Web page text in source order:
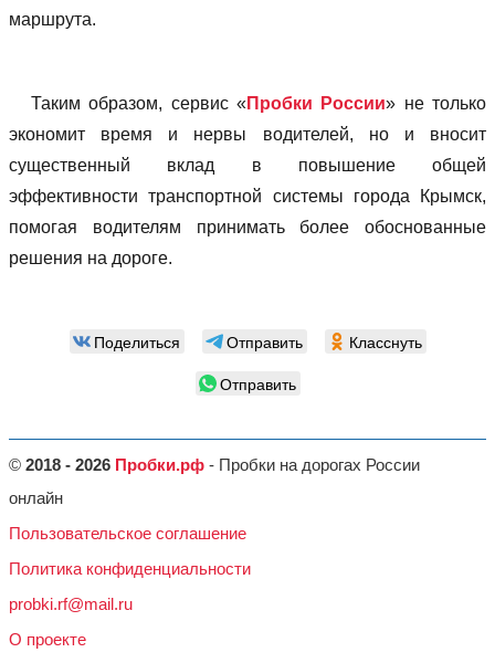
маршрута.
Таким образом, сервис « Пробки России» не только
экономит время и нервы водителей, но и вносит
существенный вклад в повышение общей
эффективности транспортной системы города Крымск,
помогая водителям принимать более обоснованные
решения на дороге.
Поделиться Отправить
Класснуть
Отправить
© 2018 - 2026 Пробки.рф - Пробки на дорогах России
онлайн
Пользовательское соглашение
Политика конфиденциальности
probki.rf@mail.ru
О проекте